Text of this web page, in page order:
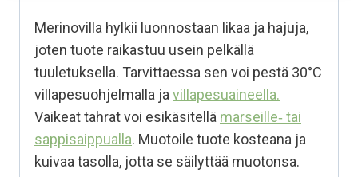
Merinovilla hylkii luonnostaan likaa ja hajuja,
joten tuote raikastuu usein pelkällä
tuuletuksella. Tarvittaessa sen voi pestä 30°C
villapesuohjelmalla javillapesuaineella.
Vaikeat tahrat voi esikäsitellä marseille‑ tai
sappisaippualla. Muotoile tuote kosteana ja
kuivaa tasolla, jotta se säilyttää muotonsa.